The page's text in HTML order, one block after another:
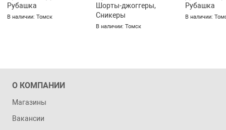
Рубашка
В наличии: Томск
Шорты-джоггеры,
Сникеры
В наличии: Томск
Рубашка
В наличии:
О КОМПАНИИ
Магазины
Вакансии